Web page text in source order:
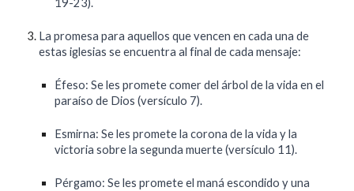
19-23).
La promesa para aquellos que vencen en cada una de
estas iglesias se encuentra al final de cada mensaje:
Éfeso: Se les promete comer del árbol de la vida en el
paraíso de Dios (versículo 7).
Esmirna: Se les promete la corona de la vida y la
victoria sobre la segunda muerte (versículo 11).
Pérgamo: Se les promete el maná escondido y una